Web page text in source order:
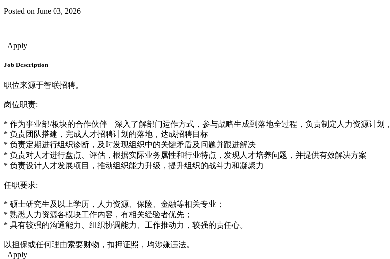
Posted on June 03, 2026
Apply
Job Description
职位来源于智联招聘。
岗位职责:
* 作为事业部/板块的合作伙伴，深入了解部门运作方式，参与战略生成到落地全过程，负责制定人力资源计
* 负责团队搭建，完成人才招聘计划的落地，达成招聘目标
* 负责定期进行组织诊断，及时发现组织中的关键矛盾及问题并跟进解决
* 负责对人才进行盘点、评估，根据实际业务属性和行业特点，发现人才培养问题，并提供有效解决方案
* 负责设计人才发展项目，推动组织能力升级，提升组织的战斗力和凝聚力
任职要求:
* 硕士研究生及以上学历，人力资源、保险、金融等相关专业；
* 熟悉人力资源各模块工作内容，有相关经验者优先；
* 具有较强的沟通能力、组织协调能力、工作推动力，较强的责任心。
以担保或任何理由索要财物，扣押证照，均涉嫌违法。
Apply